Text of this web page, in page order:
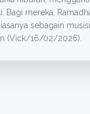
mereka,
sebagain
(Vick/16/02/2026).